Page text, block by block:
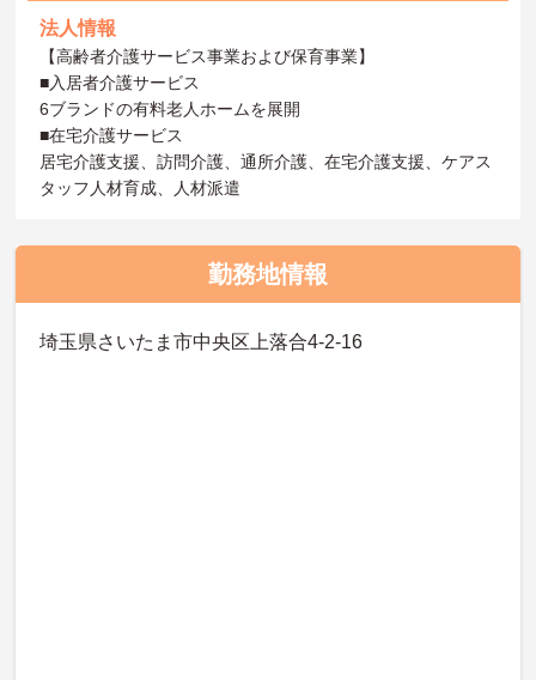
法人情報
【高齢者介護サービス事業および保育事業】
■入居者介護サービス
6ブランドの有料老人ホームを展開
■在宅介護サービス
居宅介護支援、訪問介護、通所介護、在宅介護支援、ケアス
タッフ人材育成、人材派遣
勤務地情報
埼玉県さいたま市中央区上落合4-2-16